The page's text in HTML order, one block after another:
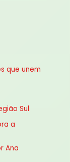
que unem
Sul
a
Ana